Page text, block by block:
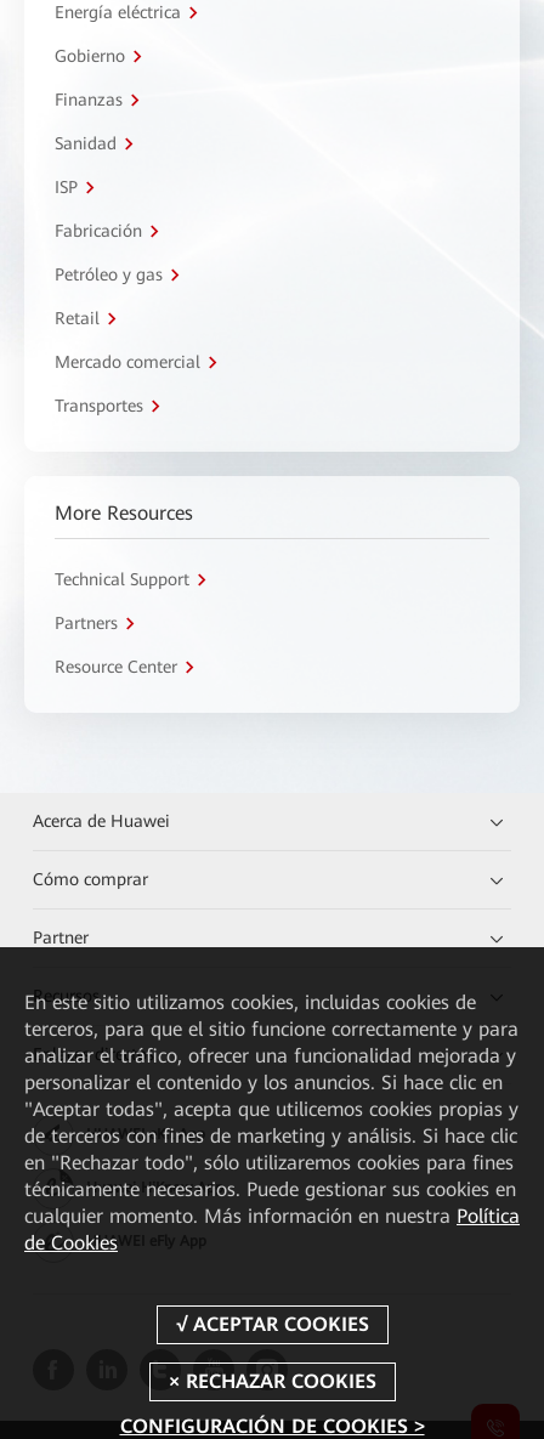
Energía eléctrica
Gobierno
Finanzas
Sanidad
ISP
Fabricación
Petróleo y gas
Retail
Mercado comercial
Transportes
More Resources
Technical Support
Partners
Resource Center
Acerca de Huawei
Cómo comprar
Partner
Recursos
Enlaces directos
HUAWEI eKit App
Huawei HiKnow App
HUAWEI eFly App
En este sitio utilizamos cookies, incluidas cookies de
terceros, para que el sitio funcione correctamente y para
analizar el tráfico, ofrecer una funcionalidad mejorada y
personalizar el contenido y los anuncios. Si hace clic en
"Aceptar todas", acepta que utilicemos cookies propias y
de terceros con fines de marketing y análisis. Si hace clic
en "Rechazar todo", sólo utilizaremos cookies para fines
técnicamente necesarios. Puede gestionar sus cookies en
cualquier momento. Más información en nuestra Política
de Cookies
CONFIGURACIÓN DE COOKIES >